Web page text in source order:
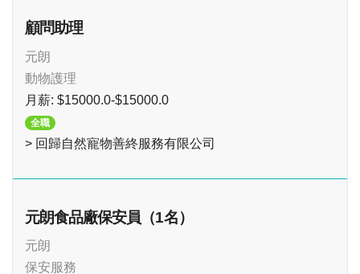
顧問助理
元朗
動物護理
月薪: $15000.0-$15000.0
全職
> 回歸自然寵物善終服務有限公司
元朗食品廠保安員（1名）
元朗
保安服務